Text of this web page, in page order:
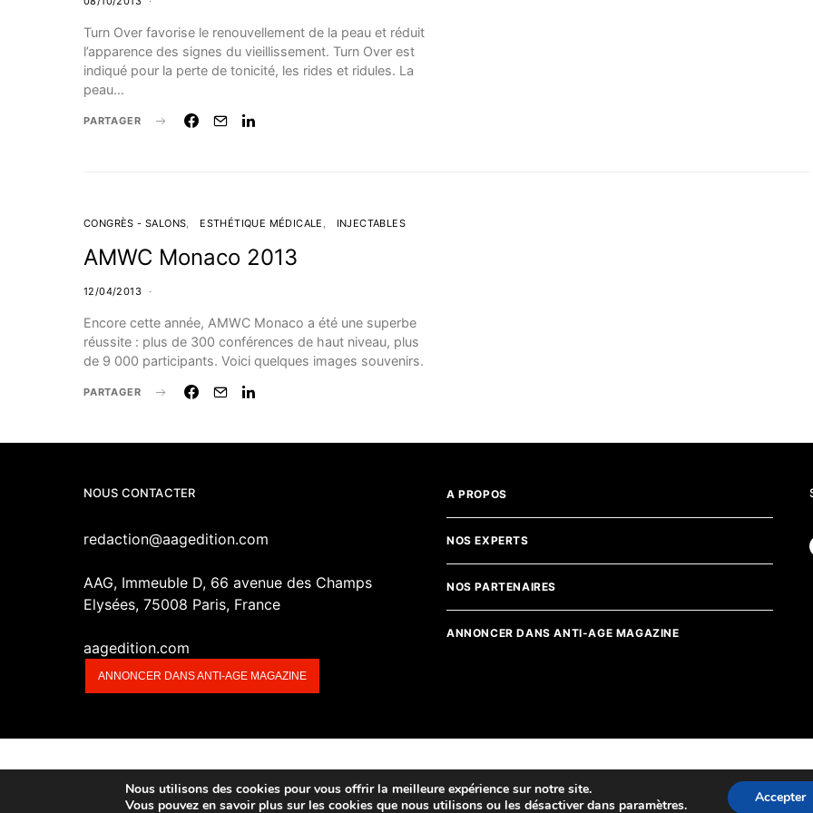
Turn Over favorise le renouvellement de la peau et réduit
l’apparence des signes du vieillissement. Turn Over est
indiqué pour la perte de tonicité, les rides et ridules. La
peau…
PARTAGER
CONGRÈS - SALONS ESTHÉTIQUE MÉDICALE INJECTABLES
AMWC Monaco 2013
12/04/2013
Encore cette année, AMWC Monaco a été une superbe
réussite : plus de 300 conférences de haut niveau, plus
de 9 000 participants. Voici quelques images souvenirs.
PARTAGER
NOUS CONTACTER
redaction@aagedition.com
AAG, Immeuble D, 66 avenue des Champs
Elysées, 75008 Paris, France
aagedition.com
ANNONCER DANS ANTI-AGE MAGAZINE
A PROPOS
NOS EXPERTS
NOS PARTENAIRES
ANNONCER DANS ANTI-AGE MAGAZINE
Nous utilisons des cookies pour vous offrir la meilleure expérience sur notre site.
Vous pouvez en savoir plus sur les cookies que nous utilisons ou les désactiver dans paramètres. Accepter